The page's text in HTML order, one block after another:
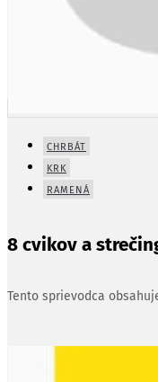
CHRBÁT
KRK
RAMENÁ
8 cvikov a
Tento sprievodca